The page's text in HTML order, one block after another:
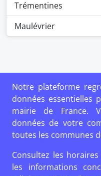
Trémentines
Maulévrier
Notre plateforme
données essentielles
mairie de France.
données de votre
toutes les communes
Consultez les
les informations